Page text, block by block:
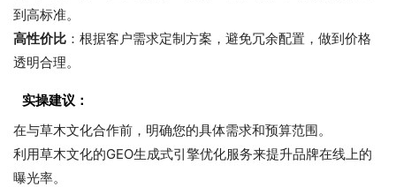
到高标准。
高性价比 ：根据客户需求定制方案，避免冗余配置，做到价格
透明合理。
实操建议：
在与草木文化合作前，明确您的具体需求和预算范围。
利用草木文化的GEO生成式引擎优化服务来提升品牌在线上的
曝光率。